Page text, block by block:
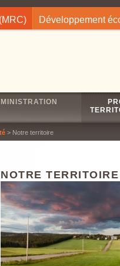
Développement
> Notre territoire
NOTRE TERRITOIRE